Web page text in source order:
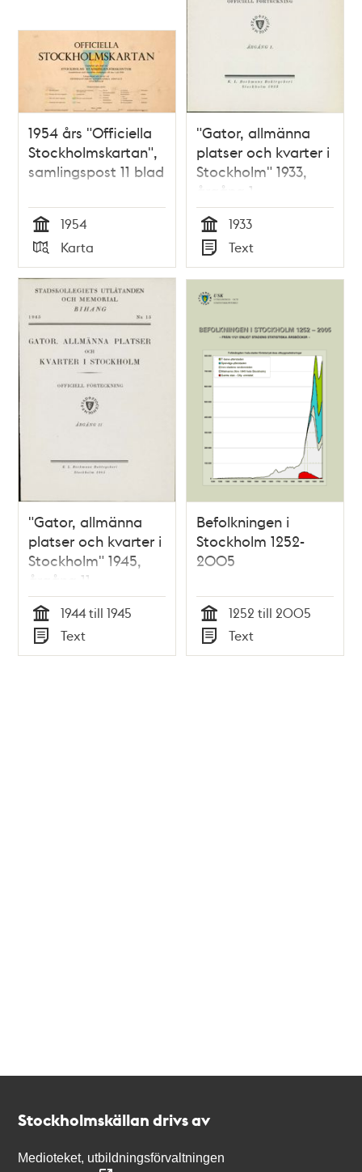
1954 års "Officiella
Stockholmskartan",
samlingspost 11 blad
Tid
1954
Typ
Karta
"Gator, allmänna
platser och kvarter i
Stockholm" 1933,
årgång 1
Tid
1933
Typ
Text
"Gator, allmänna
platser och kvarter i
Stockholm" 1945,
årgång 11
Tid
1944 till 1945
Typ
Text
Befolkningen i
Stockholm 1252-
2005
Tid
1252 till 2005
Typ
Text
Stockholmskällan drivs av
Medioteket, utbildningsförvaltningen